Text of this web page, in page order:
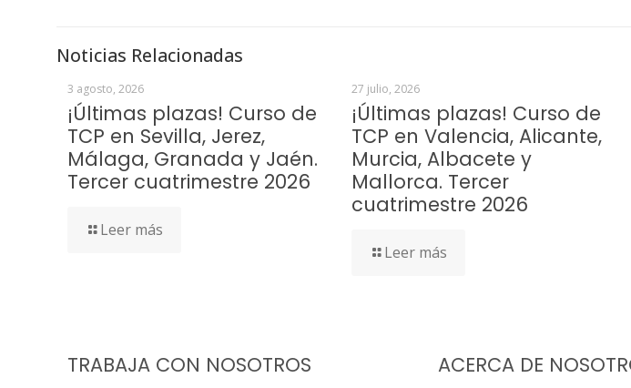
Noticias Relacionadas
3 agosto, 2026
¡Últimas plazas! Curso de
TCP en Sevilla, Jerez,
Málaga, Granada y Jaén.
Tercer cuatrimestre 2026
Leer más
27 julio, 2026
¡Últimas plazas! Curso de
TCP en Valencia, Alicante,
Murcia, Albacete y
Mallorca. Tercer
cuatrimestre 2026
Leer más
TRABAJA CON NOSOTROS ACERCA DE